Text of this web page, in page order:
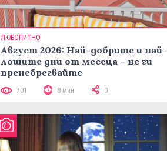
ЛЮБОПИТНО
Август 2026: Най-добрите и най-
лошите дни от месеца – не ги
пренебрегвайте
701 8 мин 0